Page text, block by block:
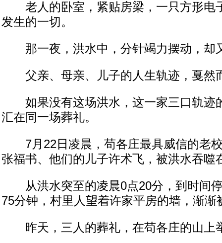
老人的卧室，紧贴房梁，一只方形电
发生的一切。
那一夜，洪水中，分针竭力摆动，却
父亲、母亲、儿子的人生轨迹，戛然
如果没有这场洪水，这一家三口轨迹
汇在同一场葬礼。
7月22日凌晨，苟各庄最具威信的老
张福书、他们的儿子许术飞，被洪水吞噬
从洪水突至的凌晨0点20分，到时间停
75分钟，村里人望着许家平房的墙，渐渐
昨天，三人的葬礼，在苟各庄的山上